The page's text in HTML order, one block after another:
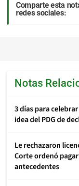
Comparte esta
redes sociales:
Notas
3 días para
idea del PDG de
Le rechazaron
Corte ordenó
antecedentes